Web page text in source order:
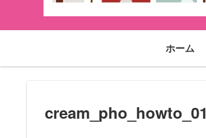
ホーム
cream_pho_howto_01